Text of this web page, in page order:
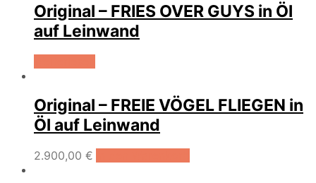
Original – FRIES OVER GUYS in Öl
auf Leinwand
Original – FREIE VÖGEL FLIEGEN in
Öl auf Leinwand
2.900,00 €